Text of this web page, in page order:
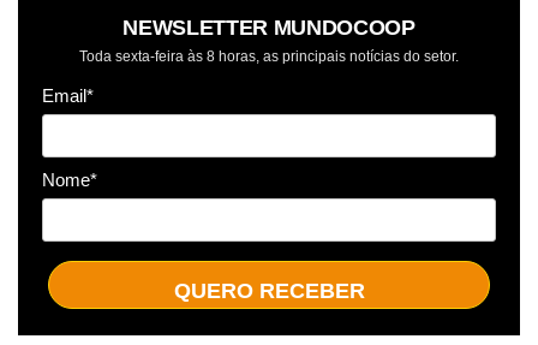
NEWSLETTER MUNDOCOOP
Toda sexta-feira às 8 horas, as principais notícias do setor.
Email*
Nome*
QUERO RECEBER